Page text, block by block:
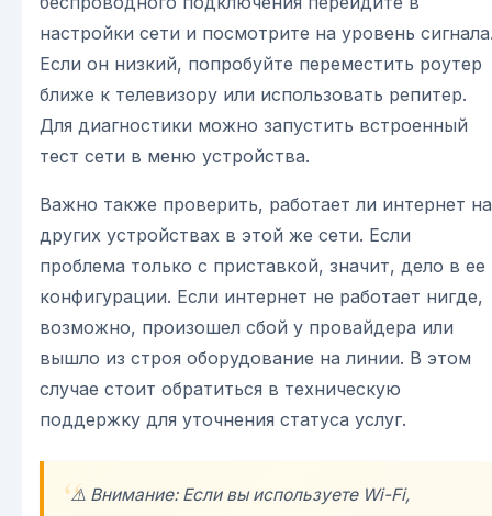
настройки сети и посмотрите на уровень
Если он низкий, попробуйте переместить роутер
ближе к телевизору или использовать репитер.
Для диагностики можно запустить встроенный
тест сети в меню устройства.
Важно также проверить, работает ли интернет на
других устройствах в этой же сети. Если
проблема только с приставкой, значит, дело в ее
конфигурации. Если интернет не работает нигде,
возможно, произошел сбой у провайдера или
вышло из строя оборудование на линии. В этом
случае стоит обратиться в техническую
поддержку для уточнения статуса услуг.
⚠️ Внимание: Если вы используете Wi-Fi,